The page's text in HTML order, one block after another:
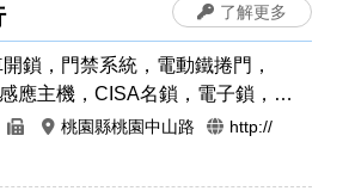
鎖，門禁系統，電動鐵捲門，
應主機，CISA名鎖，電子鎖，以
士鎖，24小時開鎖，各種門鎖，
桃園縣桃園中山路 http://
了解更多